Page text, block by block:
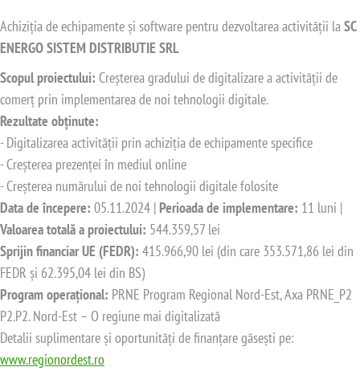
Achiziția de echipamente și software pentru dezvoltarea activității laSC
ENERGO SISTEM DISTRIBUTIE SRL
Scopul proiectului: Creșterea gradului de digitalizare a activității de
comerț prin implementarea de noi tehnologii digitale.
Rezultate obținute:
- Digitalizarea activității prin achiziția de echipamente specifice
- Creșterea prezenței în mediul online
- Creșterea numărului de noi tehnologii digitale folosite
Data de începere: 05.11.2024 | Perioada de implementare: 11 luni |
Valoarea totală a proiectului: 544.359,57 lei
Sprijin financiar UE (FEDR): 415.966,90 lei (din care 353.571,86 lei din
FEDR și 62.395,04 lei din BS)
Program operațional: PRNE Program Regional Nord-Est, Axa PRNE_P2
P2.P2. Nord-Est – O regiune mai digitalizată
Detalii suplimentare și oportunități de finanțare găsești pe:
www.regionordest.ro